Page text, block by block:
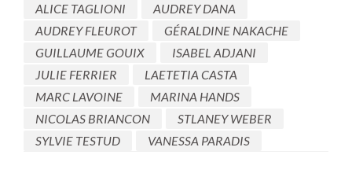
ALICE TAGLIONI
AUDREY DANA
AUDREY FLEUROT
GÉRALDINE NAKACHE
GUILLAUME GOUIX
ISABEL ADJANI
JULIE FERRIER
LAETETIA CASTA
MARC LAVOINE
MARINA HANDS
NICOLAS BRIANCON
STLANEY WEBER
SYLVIE TESTUD
VANESSA PARADIS